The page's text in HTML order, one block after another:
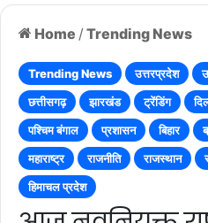
Home / Trending News
Trending News उत्तरप्रदेश
छत्तीसगढ़
झारखंड ट्रेंडिंग
पश्चिम बंगाल
प्रशासन बिहार
महाराष्ट्र
राजनीति राजस्थान
हिमाचल प्रदेश